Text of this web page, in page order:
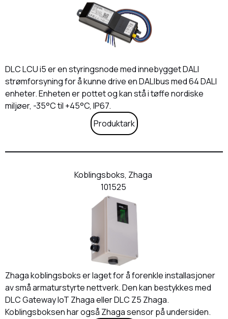
DLC LCU i5 er en styringsnode med innebygget DALI
strømforsyning for å kunne drive en DALIbus med 64 DALI
enheter. Enheten er pottet og kan stå i tøffe nordiske
miljøer, -35°C til +45°C, IP67.
Produktark
Koblingsboks, Zhaga
101525
Zhaga koblingsboks er laget for å forenkle installasjoner
av små armaturstyrte nettverk. Den kan bestykkes med
DLC Gateway IoT Zhaga eller DLC Z5 Zhaga.
Koblingsboksen har også Zhaga sensor på undersiden.